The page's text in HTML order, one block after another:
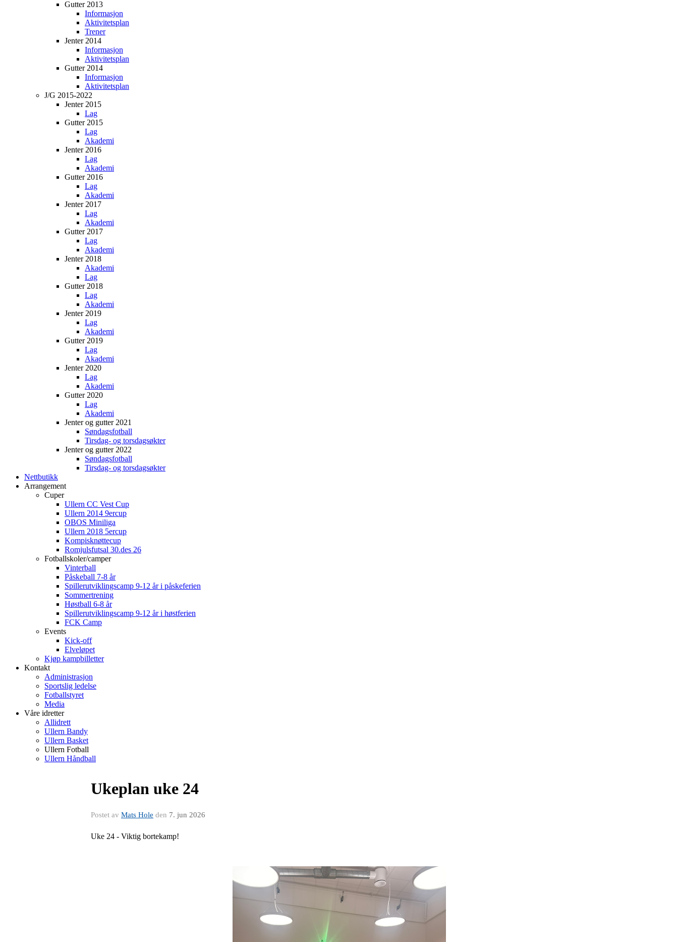
Gutter 2013
Informasjon
Aktivitetsplan
Trener
Jenter 2014
Informasjon
Aktivitetsplan
Gutter 2014
Informasjon
Aktivitetsplan
J/G 2015-2022
Jenter 2015
Lag
Gutter 2015
Lag
Akademi
Jenter 2016
Lag
Akademi
Gutter 2016
Lag
Akademi
Jenter 2017
Lag
Akademi
Gutter 2017
Lag
Akademi
Jenter 2018
Akademi
Lag
Gutter 2018
Lag
Akademi
Jenter 2019
Lag
Akademi
Gutter 2019
Lag
Akademi
Jenter 2020
Lag
Akademi
Gutter 2020
Lag
Akademi
Jenter og gutter 2021
Søndagsfotball
Tirsdag- og torsdagsøkter
Jenter og gutter 2022
Søndagsfotball
Tirsdag- og torsdagsøkter
Nettbutikk
Arrangement
Cuper
Ullern CC Vest Cup
Ullern 2014 9ercup
OBOS Miniliga
Ullern 2018 5ercup
Kompisknøttecup
Romjulsfutsal 30.des 26
Fotballskoler/camper
Vinterball
Påskeball 7-8 år
Spillerutviklingscamp 9-12 år i påskeferien
Sommertrening
Høstball 6-8 år
Spillerutviklingscamp 9-12 år i høstferien
FCK Camp
Events
Kick-off
Elveløpet
Kjøp kampbilletter
Kontakt
Administrasjon
Sportslig ledelse
Fotballstyret
Media
Våre idretter
Allidrett
Ullern Bandy
Ullern Basket
Ullern Fotball
Ullern Håndball
Ukeplan uke 24
Postet av Mats Hole den 7. jun 2026
Uke 24 - Viktig bortekamp!